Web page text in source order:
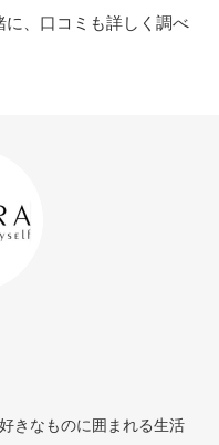
、口コミも詳しく調べ
きなものに囲まれる生活